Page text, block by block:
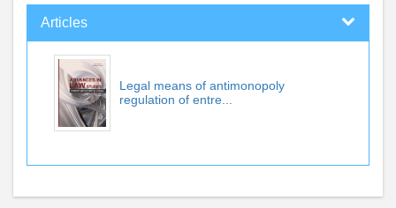
Articles
Legal means of antimonopoly
regulation of entre...